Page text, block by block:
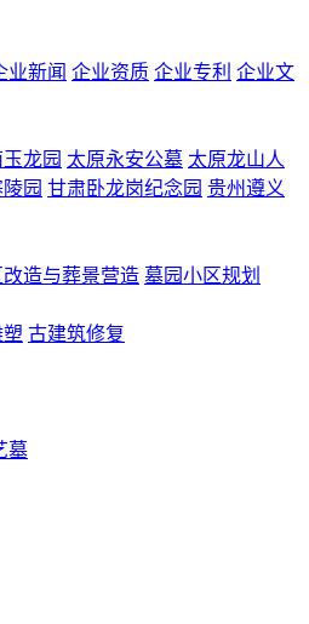
业新闻 企业资质 企业专利 企业文
龙园 太原永安公墓 太原龙山人
园 甘肃卧龙岗纪念园 贵州遵义
造与葬景营造 墓园小区规划
古建筑修复
墓